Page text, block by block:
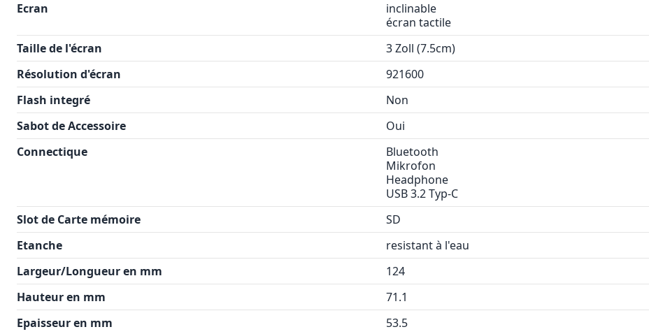
Ecran
inclinable
écran tactile
Taille de l'écran
3 Zoll (7.5cm)
Résolution d'écran
921600
Flash integré
Non
Sabot de Accessoire
Oui
Connectique
Bluetooth
Mikrofon
Headphone
USB 3.2 Typ-C
Slot de Carte mémoire
SD
Etanche
resistant à l'eau
Largeur/Longueur en mm
124
Hauteur en mm
71.1
Epaisseur en mm
53.5